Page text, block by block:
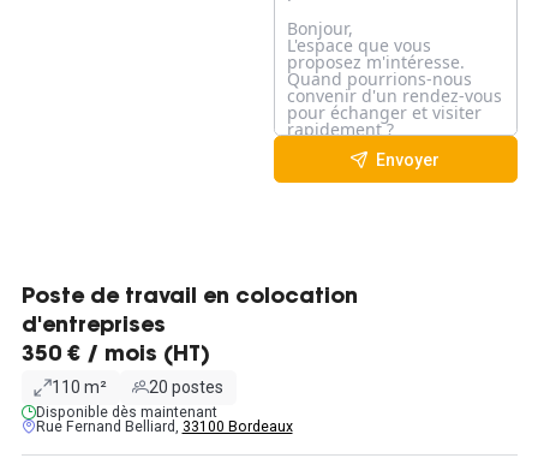
Envoyer
Poste de travail en colocation
d'entreprises
350 € / mois (HT)
110 m² 20 postes
Disponible dès maintenant
Rue Fernand Belliard,
33100 Bordeaux